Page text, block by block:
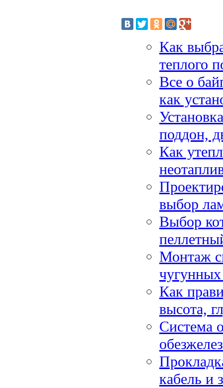
Как
теплого
Все о
как
поддон,
Как
выбор
Выбор
Монтаж
Как
высота,
Система
кабель и